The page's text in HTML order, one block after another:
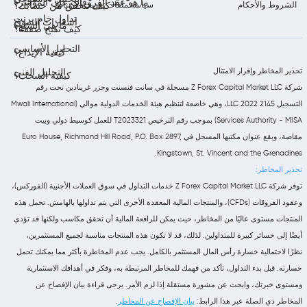
سياسة ملفات تعريف الارتباط
الشروط والأحكام
تداول خام برنت
إشعارات السوق
ما هو عقد الفروقات على المؤشر؟
ما هي السلع؟
التحليل الأساسي
التحليل الفني
كيف تتحقق من حسابك؟
كيف تفتح صفقة؟
كيفية الإيداع؟
كيفية السحب؟
تحذير المخاطر وإقرار الامتثال
شركة Z Forex Capital Market LLC مسجلة في سانت فنسنت وجزر غرينادين تحت رقم
التسجيل 2145 LLC 2022، وهي خاضعة لتنظيم هيئة الخدمات الدولية موالي (Mwali International
Services Authority - MISA) بموجب رقم الترخيص T2023321 للعمل كوسيط دولي وبيت
مقاصة، ويقع عنوان مكتبها المسجل في Euro House, Richmond Hill Road, P.O. Box 2897,
Kingstown, St. Vincent and the Grenadines.
تحذير المخاطر:
توفر شركة Z Forex Capital Market LLC خدمات التداول في سوق العملات الأجنبية (الفوركس)،
وعقود الفروقات (CFDs)، والمنتجات المالية المعقدة الأخرى التي يتم تداولها بالهامش. تحمل هذه
المنتجات مستوى عاليًا من المخاطر، حيث يمكن للرافعة المالية أن تحقق مكاسب ولكنها قد تؤدي
أيضًا إلى خسائر كبيرة للمتداولين. لذلك، قد لا تكون هذه المنتجات مناسبة لجميع المستثمرين،
نظرًا لاحتمالية خسارة رأس المال المستثمر بالكامل. يجب عدم المخاطرة بأكثر مما يمكنك تحمل
خسارته. قبل بدء التداول، تأكد من فهمك للمخاطر المرتبطة به، وفكر في أهدافك الاستثمارية
ومستوى خبرتك، وابحث عن مشورة مستقلة إذا لزم الأمر. يرجى قراءة بيان الإفصاح عن
المخاطر ذي الصلة عبر هذا الرابط: بيان الإفصاح عن المخاطر .